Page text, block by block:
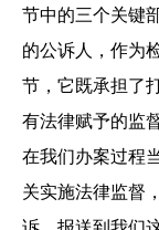
节中的三个关键
的公诉人，作为
节，它既承担了
有法律赋予的监
在我们办案过程
关实施法律监督